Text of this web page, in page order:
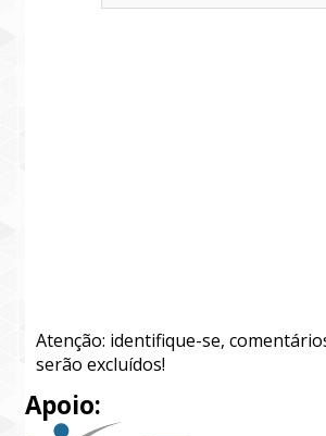
Atenção: identifique-se,
serão excluídos!
Apoio: